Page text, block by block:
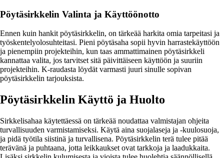
Pöytäsirkkelin Valinta ja Käyttöönotto
Ennen kuin hankit pöytäsirkkelin, on tärkeää harkita omia tarpeitasi ja
työskentelyolosuhteitasi. Pieni pöytäsaha sopii hyvin harrastekäyttöön
ja pienempiin projekteihin, kun taas ammattimainen pöytäsirkkeli
kannattaa valita, jos tarvitset sitä päivittäiseen käyttöön ja suuriin
projekteihin. K-raudasta löydät varmasti juuri sinulle sopivan
pöytäsirkkelin tarjouksista.
Pöytäsirkkelin Käyttö ja Huolto
Sirkkelisahaa käytettäessä on tärkeää noudattaa valmistajan ohjeita
turvallisuuden varmistamiseksi. Käytä aina suojalaseja ja -kuulosuoja,
ja pidä työtila siistinä ja turvallisena. Pöytäsirkkelin terä tulee pitää
terävänä ja puhtaana, jotta leikkaukset ovat tarkkoja ja laadukkaita.